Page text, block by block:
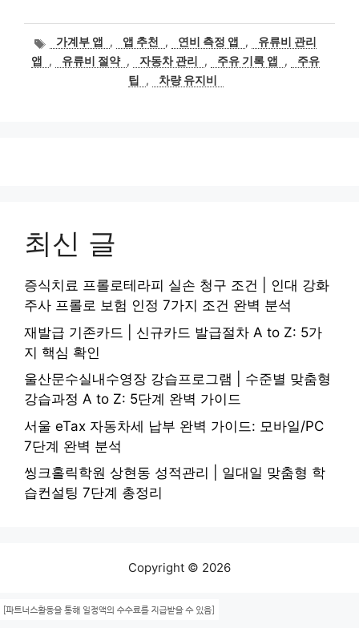
태가계부 앱 , 앱 추천 , 연비 측정 앱 ,
유류비 관리
앱
, 유류비 절약 , 자동차 관리 , 주유 기록 앱 ,
주유
팁
, 차량 유지비
최신 글
증식치료 프롤로테라피 실손 청구 조건 | 인대 강화
주사 프롤로 보험 인정 7가지 조건 완벽 분석
재발급 기존카드 | 신규카드 발급절차 A to Z: 5가
지 핵심 확인
울산문수실내수영장 강습프로그램 | 수준별 맞춤형
강습과정 A to Z: 5단계 완벽 가이드
서울 eTax 자동차세 납부 완벽 가이드: 모바일/PC
7단계 완벽 분석
씽크홀릭학원 상현동 성적관리 | 일대일 맞춤형 학
습컨설팅 7단계 총정리
Copyright © 2026